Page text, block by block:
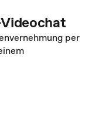
per